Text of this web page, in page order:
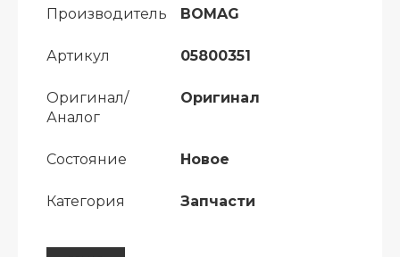
Производитель BOMAG
Артикул 05800351
Оригинал/
Аналог
Оригинал
Состояние Новое
Категория Запчасти